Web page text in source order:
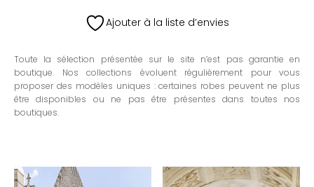
Ajouter à la liste d’envies
Toute la sélection présentée sur le site n’est pas garantie en
boutique. Nos collections évoluent régulièrement pour vous
proposer des modèles uniques : certaines robes peuvent ne plus
être disponibles ou ne pas être présentes dans toutes nos
boutiques.